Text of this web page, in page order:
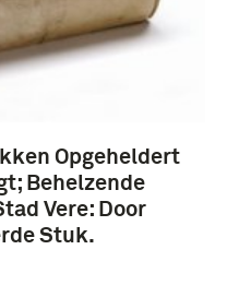
Opgeheldert
Behelzende
Vere: Door
Stuk.